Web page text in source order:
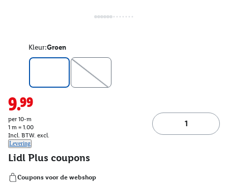
Kleur:Groen
9.99
per 10-m
1 m = 1.00
Incl. BTW. excl.
Levering